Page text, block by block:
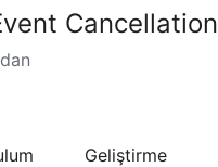
Cancellation
Geliştirme